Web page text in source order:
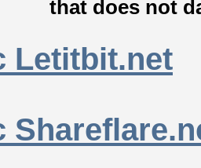
that does not
Letitbit.net